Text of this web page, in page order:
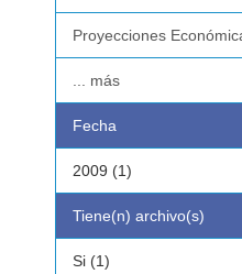
Proyecciones
... más
Fecha
2009 (1)
Tiene(n) archivo(s)
Si (1)